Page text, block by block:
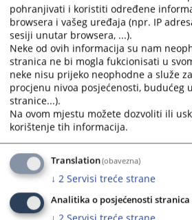
and
select
a
date.
Press
the
question
mark
key
to
get
the
keyboard
shortcuts
and
select
a
date.
Press
the
mark
key
to
get
the
keyboard
16.02.2011.
pohranjivati i koristiti određene
browsera i vašeg uređaja (npr. IP
sesiji unutar browsera, ...).
Neke od ovih informacija su nam
stranica ne bi mogla fukcionisati u
neke nisu prijeko neophodne a služe
procjenu nivoa posjećenosti, budućeg
stranice...).
Na ovom mjestu možete dozvoliti ili
korištenje tih informacija.
Translation(obavezna)
↓ 2 Servisi treće strane
Analitika o posjećenosti stranica